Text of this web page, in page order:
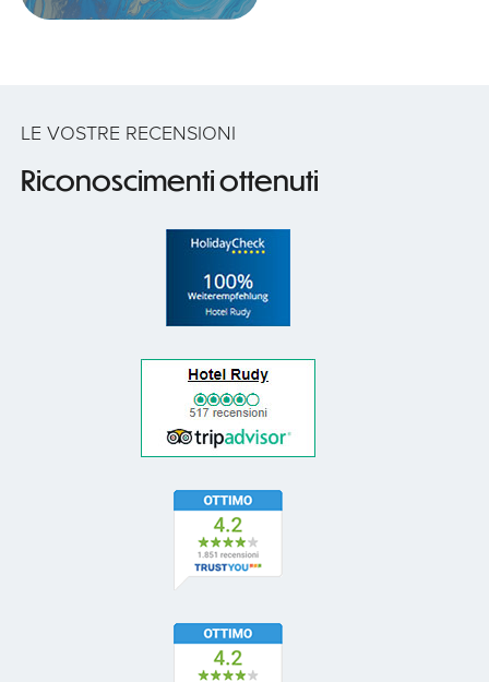
LE VOSTRE RECENSIONI
Riconoscimenti ottenuti